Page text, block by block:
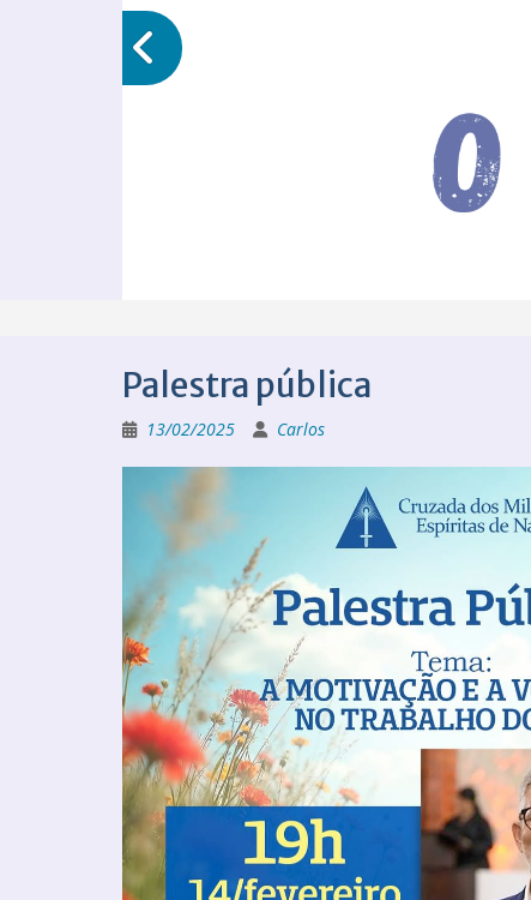
Palestra pública
13/02/2025 Carlos